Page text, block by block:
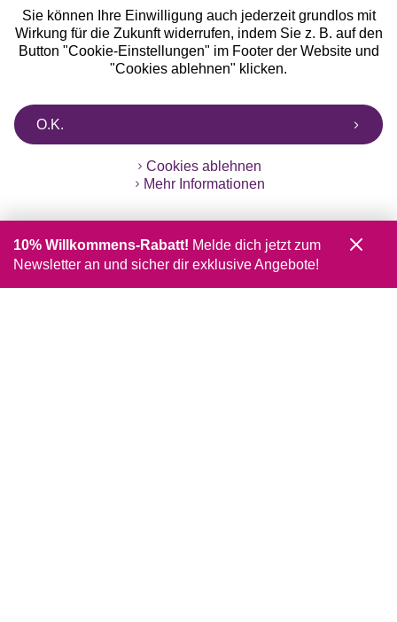
Sie können Ihre Einwilligung auch jederzeit grundlos mit
Wirkung für die Zukunft widerrufen, indem Sie z. B. auf den
Button "Cookie-Einstellungen" im Footer der Website und
"Cookies ablehnen" klicken.
O.K.
Cookies ablehnen
Mehr Informationen
10% Willkommens-Rabatt! Melde dich jetzt zum
Newsletter an und sicher dir exklusive Angebote!